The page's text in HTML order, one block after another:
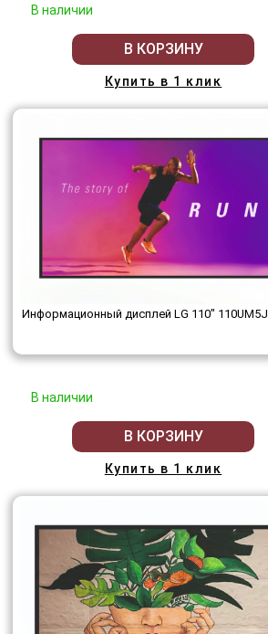
В наличии
В КОРЗИНУ
Купить в 1 клик
Информационный дисплей LG 110" 110UM5J
В наличии
В КОРЗИНУ
Купить в 1 клик